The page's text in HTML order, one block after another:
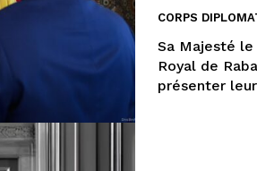
le1.ma
l'intelligence de
l'information
CORPS
Sa Majesté le
Royal de
présenter